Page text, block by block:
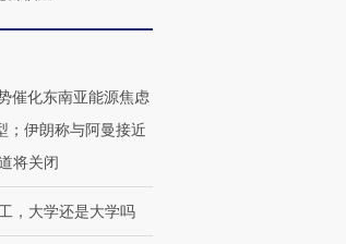
催化东南亚能源焦虑
；伊朗称与阿曼接近
将关闭
，大学还是大学吗